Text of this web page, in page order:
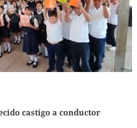
castigo a conductor